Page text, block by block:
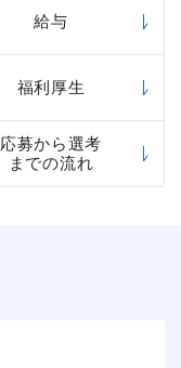
給与
福利厚生
応募から選考
までの流れ